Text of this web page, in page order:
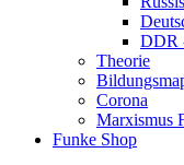
DDR
Theorie
Corona
Marxismus
Funke Shop